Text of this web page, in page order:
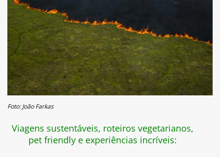
Foto: João Farkas
Viagens sustentáveis, roteiros vegetarianos,
pet friendly e experiências incríveis: